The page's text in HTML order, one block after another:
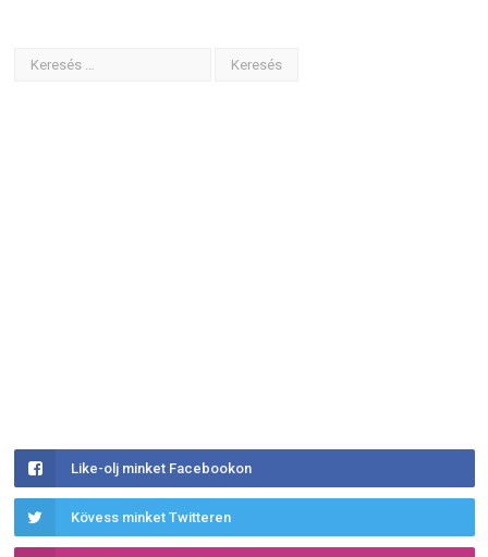
Like-olj minket Facebookon
Kövess minket Twitteren